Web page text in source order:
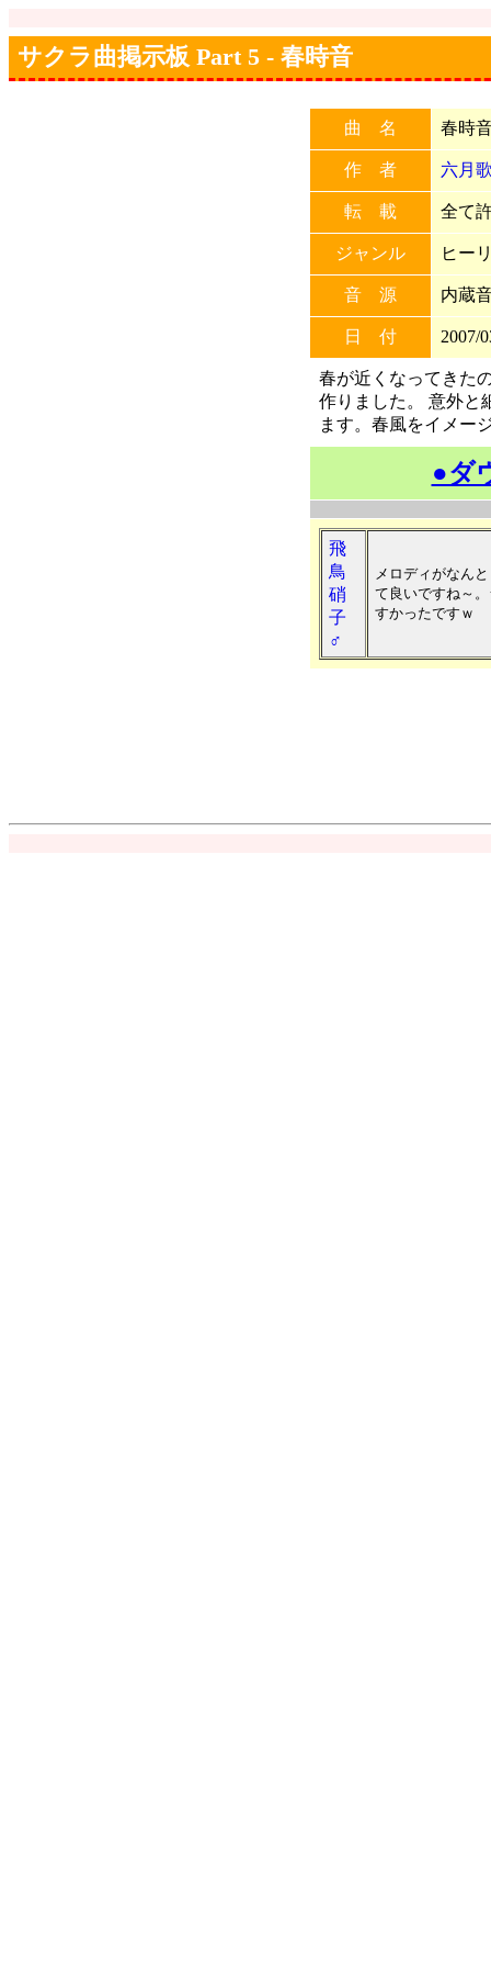
サクラ曲掲示板 Part 5 - 春時音
曲 名 春時
作 者 六月
転 載 全て
ジャンル ヒー
音 源 内蔵
日 付 2007/
春が近くなってきた
作りました。 意外と
ます。春風をイメー
●ダ
飛
鳥
硝
子
♂
メロディがなん
て良いですね～
すかったですｗ